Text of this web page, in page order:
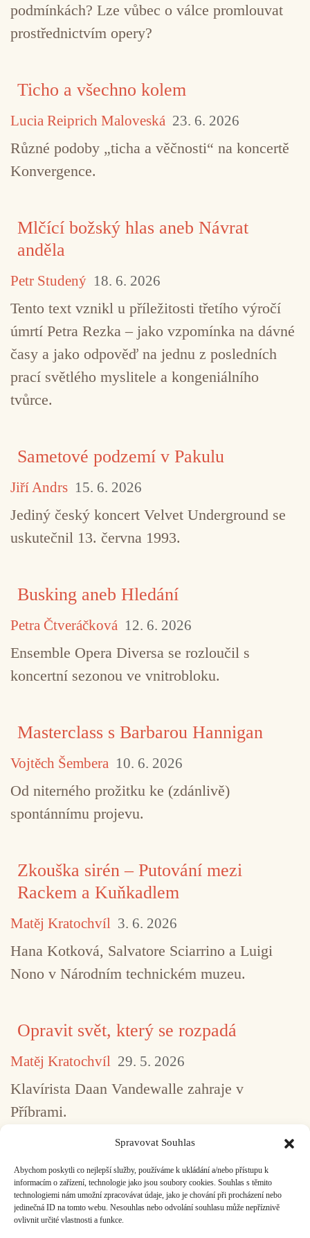
Spravovat Souhlas
Abychom poskytli co nejlepší služby, používáme k ukládání a/nebo přístupu k
informacím o zařízení, technologie jako jsou soubory cookies. Souhlas s těmito
technologiemi nám umožní zpracovávat údaje, jako je chování při procházení nebo
jedinečná ID na tomto webu. Nesouhlas nebo odvolání souhlasu může nepříznivě
ovlivnit určité vlastnosti a funkce.
podmínkách? Lze vůbec o válce promlouvat
prostřednictvím opery?
Ticho a všechno kolem
Lucia Reiprich Maloveská 23. 6. 2026
Různé podoby „ticha a věčnosti“ na koncertě
Konvergence.
Mlčící božský hlas aneb Návrat
anděla
Petr Studený 18. 6. 2026
Tento text vznikl u příležitosti třetího výročí
úmrtí Petra Rezka – jako vzpomínka na dávné
časy a jako odpověď na jednu z posledních
prací světlého myslitele a kongeniálního
tvůrce.
Sametové podzemí v Pakulu
Jiří Andrs 15. 6. 2026
Jediný český koncert Velvet Underground se
uskutečnil 13. června 1993.
Busking aneb Hledání
Petra Čtveráčková 12. 6. 2026
Ensemble Opera Diversa se rozloučil s
koncertní sezonou ve vnitrobloku.
Masterclass s Barbarou Hannigan
Vojtěch Šembera 10. 6. 2026
Od niterného prožitku ke (zdánlivě)
spontánnímu projevu.
Zkouška sirén – Putování mezi
Rackem a Kuňkadlem
Matěj Kratochvíl 3. 6. 2026
Hana Kotková, Salvatore Sciarrino a Luigi
Nono v Národním technickém muzeu.
Opravit svět, který se rozpadá
Matěj Kratochvíl 29. 5. 2026
Klavírista Daan Vandewalle zahraje v
Příbrami.
1 2 3 4 5 ... 517